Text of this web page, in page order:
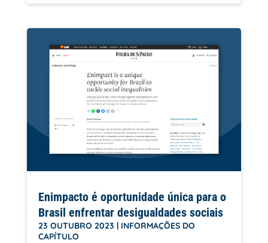
Enimpacto é oportunidade única para o
Brasil enfrentar desigualdades sociais
23 OUTUBRO 2023 | INFORMAÇÕES DO
CAPÍTULO